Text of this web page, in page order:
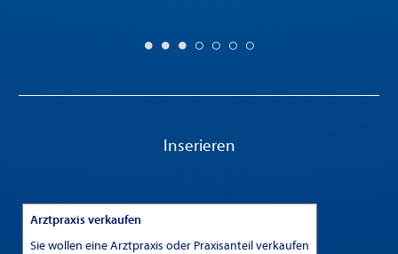
Inserieren
Arztpraxis verkaufen
Sie wollen eine Arztpraxis oder Praxisanteil verkaufen